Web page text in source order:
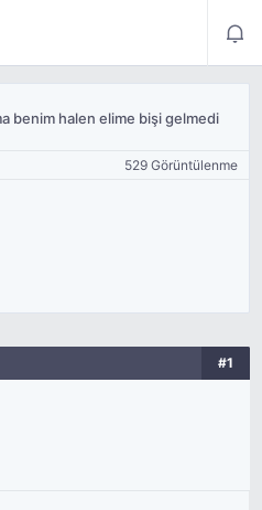
benim halen elime bişi gelmedi
529 Görüntülenme
#1